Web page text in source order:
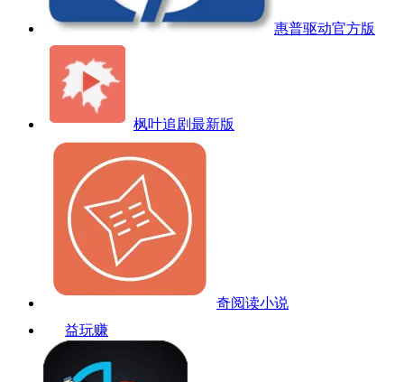
惠普驱动官方版
枫叶追剧最新版
奇阅读小说
益玩赚